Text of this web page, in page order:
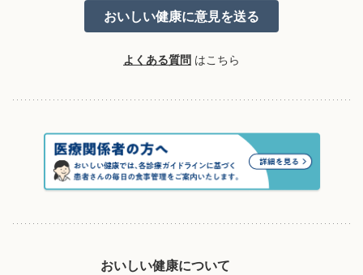
よくある質問 はこちら
おいしい健康について